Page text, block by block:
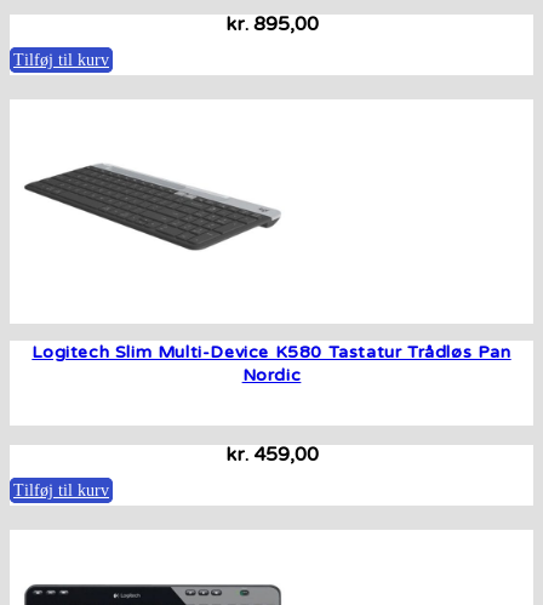
kr.895,00
Tilføj til kurv
Logitech Slim Multi-Device K580 Tastatur Trådløs Pan
Nordic
kr.459,00
Tilføj til kurv